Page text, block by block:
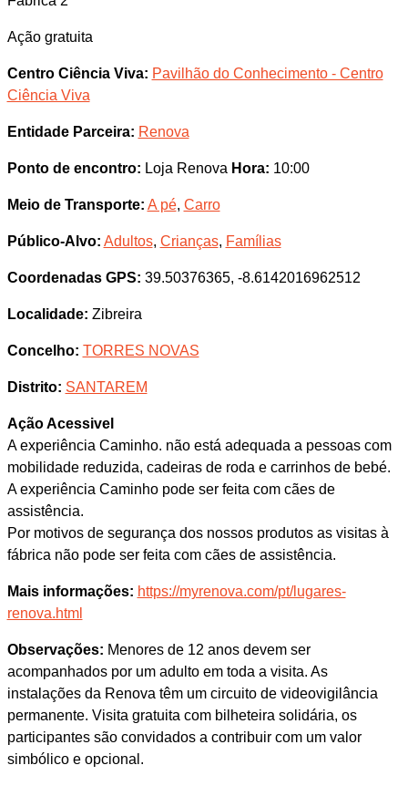
Ação gratuita
Centro Ciência Viva: Pavilhão do Conhecimento - Centro
Ciência Viva
Entidade Parceira: Renova
Ponto de encontro: Loja Renova Hora: 10:00
Meio de Transporte: A pé, Carro
Público-Alvo: Adultos, Crianças, Famílias
Coordenadas GPS: 39.50376365, -8.6142016962512
Localidade: Zibreira
Concelho: TORRES NOVAS
Distrito: SANTAREM
Ação Acessivel
A experiência Caminho. não está adequada a pessoas com
mobilidade reduzida, cadeiras de roda e carrinhos de bebé.
A experiência Caminho pode ser feita com cães de
assistência.
Por motivos de segurança dos nossos produtos as visitas à
fábrica não pode ser feita com cães de assistência.
Mais informações: https://myrenova.com/pt/lugares-
renova.html
Observações: Menores de 12 anos devem ser
acompanhados por um adulto em toda a visita. As
instalações da Renova têm um circuito de videovigilância
permanente. Visita gratuita com bilheteira solidária, os
participantes são convidados a contribuir com um valor
simbólico e opcional.